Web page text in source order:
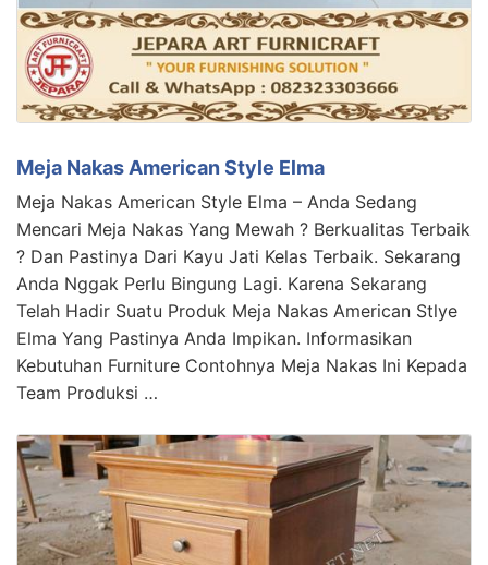
Meja Nakas American Style Elma
Meja Nakas American Style Elma – Anda Sedang
Mencari Meja Nakas Yang Mewah ? Berkualitas Terbaik
? Dan Pastinya Dari Kayu Jati Kelas Terbaik. Sekarang
Anda Nggak Perlu Bingung Lagi. Karena Sekarang
Telah Hadir Suatu Produk Meja Nakas American Stlye
Elma Yang Pastinya Anda Impikan. Informasikan
Kebutuhan Furniture Contohnya Meja Nakas Ini Kepada
Team Produksi …